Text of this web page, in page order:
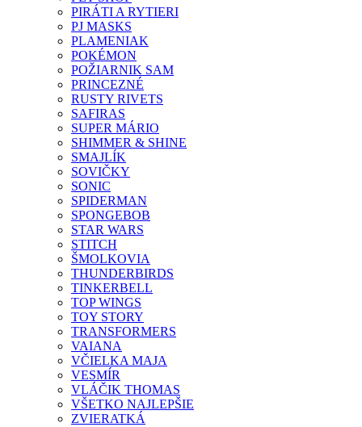
PIRÁTI A RYTIERI
PJ MASKS
PLAMENIAK
POKÉMON
POŽIARNIK SAM
PRINCEZNÉ
RUSTY RIVETS
SAFIRAS
SUPER MÁRIO
SHIMMER & SHINE
SMAJLÍK
SOVIČKY
SONIC
SPIDERMAN
SPONGEBOB
STAR WARS
STITCH
ŠMOLKOVIA
THUNDERBIRDS
TINKERBELL
TOP WINGS
TOY STORY
TRANSFORMERS
VAIANA
VČIELKA MAJA
VESMÍR
VLÁČIK THOMAS
VŠETKO NAJLEPŠIE
ZVIERATKÁ